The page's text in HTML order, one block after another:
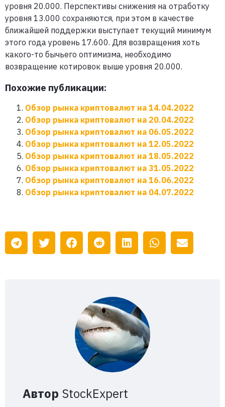
уровня 20.000. Перспективы снижения на отработку
уровня 13.000 сохраняются, при этом в качестве
ближайшей поддержки выступает текущий минимум
этого года уровень 17.600. Для возвращения хоть
какого-то бычьего оптимизма, необходимо
возвращение котировок выше уровня 20.000.
Похожие публикации:
Обзор рынка криптовалют на 14.04.2022
Обзор рынка криптовалют на 20.04.2022
Обзор рынка криптовалют на 06.05.2022
Обзор рынка криптовалют на 12.05.2022
Обзор рынка криптовалют на 18.05.2022
Обзор рынка криптовалют на 31.05.2022
Обзор рынка криптовалют на 16.06.2022
Обзор рынка криптовалют на 04.07.2022
Автор StockExpert